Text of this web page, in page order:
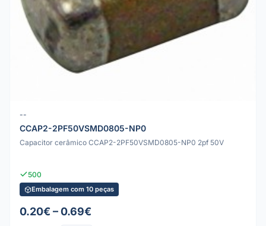
--
CCAP2-2PF50VSMD0805-NP0
Capacitor cerâmico CCAP2-2PF50VSMD0805-NP0 2pf 50V
500
Embalagem com 10 peças
0.20€ – 0.69€